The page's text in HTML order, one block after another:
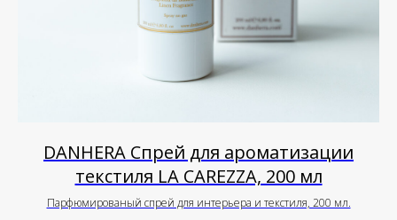
DANHERA Спрей для ароматизации
текстиля LA CAREZZA, 200 мл
Парфюмированый спрей для интерьера и текстиля, 200 мл.